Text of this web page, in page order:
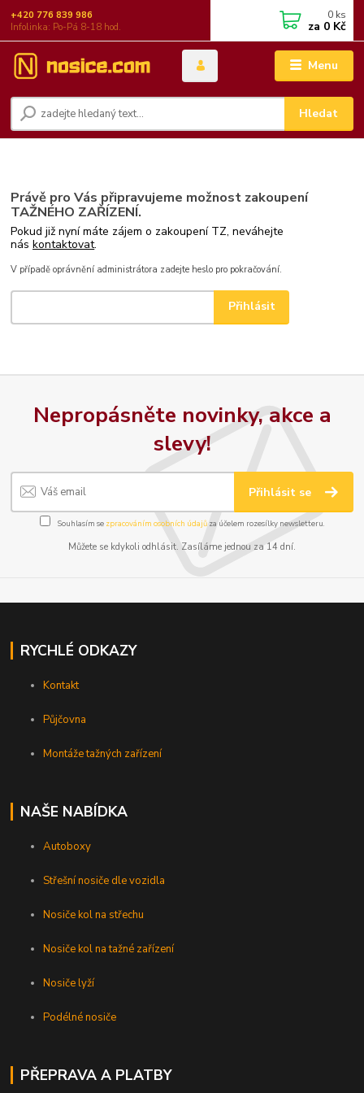
Menu
Hledat
+420 776 839 986
Infolinka: Po-Pá 8-18 hod.
0 ks
za 0 Kč
Právě pro Vás připravujeme možnost zakoupení
TAŽNÉHO ZAŘÍZENÍ.
Pokud již nyní máte zájem o zakoupení TZ, neváhejte
náskontaktovat.
V případě oprávnění administrátora zadejte heslo pro pokračování.
Nepropásněte novinky, akce a
slevy!
Přihlásit se
Souhlasím se zpracováním osobních údajůza účelem rozesílky newsletteru.
Můžete se kdykoli odhlásit. Zasíláme jednou za 14 dní.
RYCHLÉ ODKAZY
Kontakt
Půjčovna
Montáže tažných zařízení
NAŠE NABÍDKA
Autoboxy
Střešní nosiče dle vozidla
Nosiče kol na střechu
Nosiče kol na tažné zařízení
Nosiče lyží
Podélné nosiče
PŘEPRAVA A PLATBY